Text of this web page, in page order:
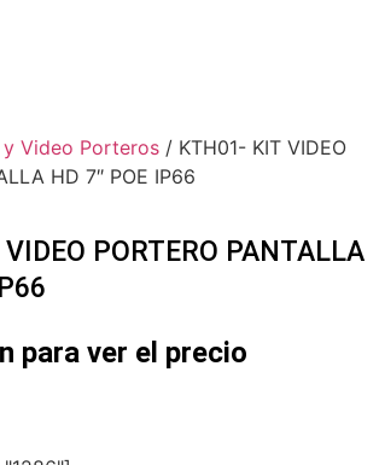
Video Porteros / KTH01- KIT VIDEO
HD 7″ POE IP66
PORTERO PANTALLA
para ver el precio